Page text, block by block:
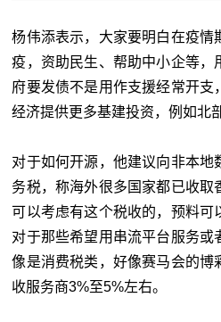
杨伟添表示，大家要明白在疫情
疫，资助民生、帮助中小企等，
府要发债不是用作支援经常开支
经济提供更多基建投资，例如北
对于如何开源，他建议向非本地
务税，称海外很多国家都已收取
可以考虑有这个税收的，预料可
对于那些希望用串流平台服务或
像是消费税类，好像赛马会的博
收服务商3%至5%左右。